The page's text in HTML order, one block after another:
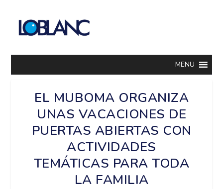
MENU
EL MUBOMA ORGANIZA
UNAS VACACIONES DE
PUERTAS ABIERTAS CON
ACTIVIDADES
TEMÁTICAS PARA TODA
LA FAMILIA